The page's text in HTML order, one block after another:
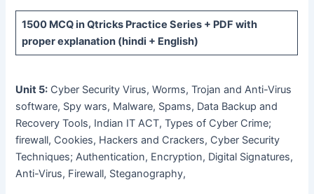
1500 MCQin Qtricks Practice Series + PDF with
proper explanation (hindi + English)
Unit 5: Cyber Security Virus, Worms, Trojan and Anti-Virus
software, Spy wars, Malware, Spams, Data Backup and
Recovery Tools, Indian IT ACT, Types of Cyber Crime;
firewall, Cookies, Hackers and Crackers, Cyber Security
Techniques; Authentication, Encryption, Digital Signatures,
Anti-Virus, Firewall, Steganography,